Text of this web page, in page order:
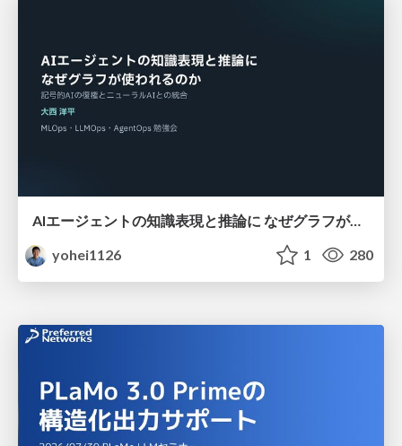
AIエージェントの知識表現と推論に なぜグラフが使われるのか - 記号的AIの復権とニューラルAIとの統合
yohei1126
1 280